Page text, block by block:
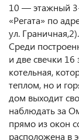
10 — этажный
«Регата» по
ул.
Среди
и две свечки
котельная,
теплом, но и
дом выходит
наблюдать за
прямо из окон
расположена в